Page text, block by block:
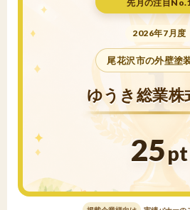
先月の注目
2026年7月度
尾花沢市の外壁塗
ゆうき総業株
25pt